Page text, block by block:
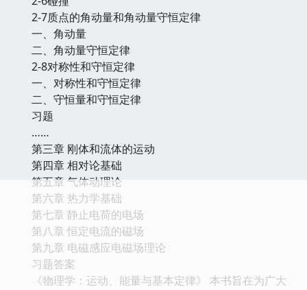
2-7质点的角动量和角动量守恒定律
一、角动量
二、角动量守恒定律
2-8对称性和守恒定律
一、对称性和守恒定律
二、守恒量和守恒定律
习题
……
第三章 刚体和流体的运动
第四章 相对论基础
第五章 气体动理论
第六章 热力学基础
第七章 静止电荷的电场
第八章 恒定电流的磁场
第九章 电磁感应电磁场理论
习题答案
《物理学：运动、能量与基本定律》 本书旨在为广大